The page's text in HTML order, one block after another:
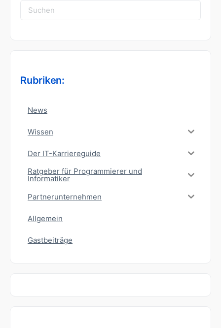
Suchen
nach:
Rubriken:
News
Wissen
Der IT-Karriereguide
Ratgeber für Programmierer und
Informatiker
Partnerunternehmen
Allgemein
Gastbeiträge